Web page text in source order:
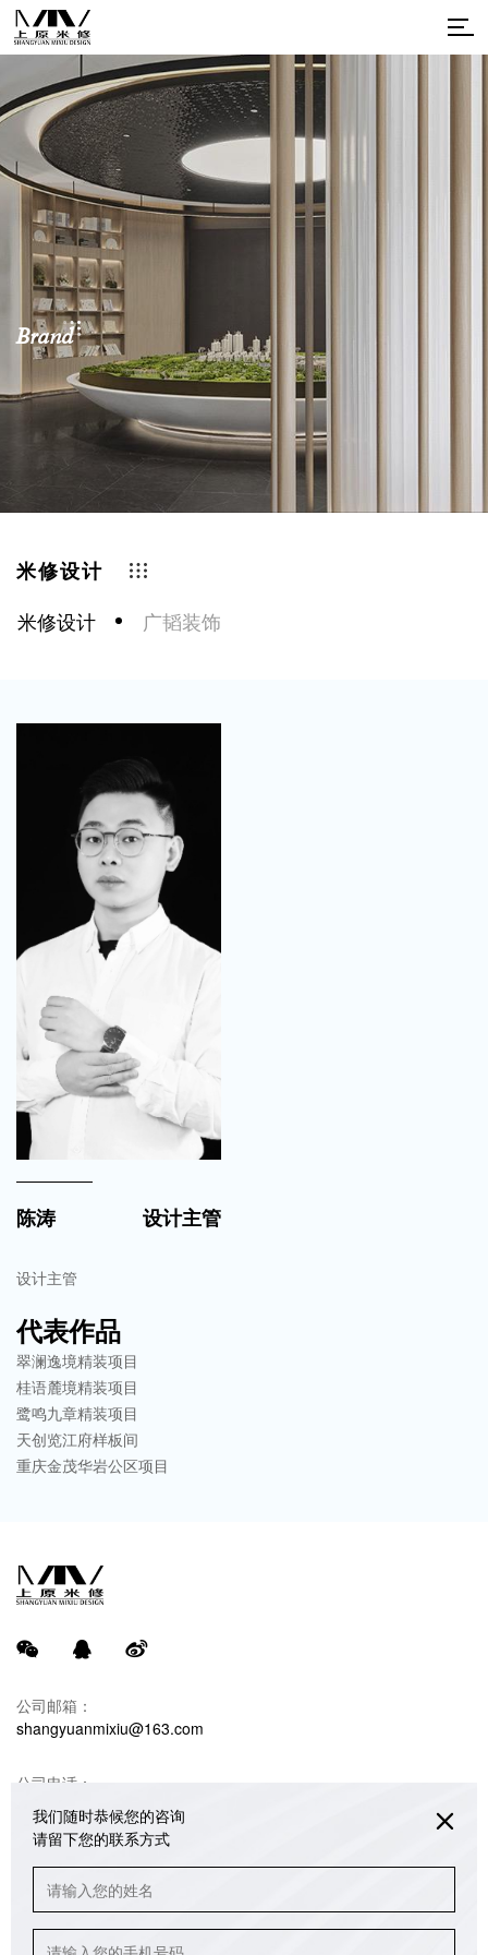
Brand
米修设计
米修设计
广韬装饰
陈涛 设计主管
设计主管
代表作品
翠澜逸境精装项目
桂语麓境精装项目
鹭鸣九章精装项目
天创览江府样板间
重庆金茂华岩公区项目
公司邮箱：
shangyuanmixiu@163.com
公司电话：
18680990732 韩光亚（米修设计）
重庆江北区绿地海外滩销售中心办公楼3/4/5楼
我们随时恭候您的咨询
请留下您的联系方式